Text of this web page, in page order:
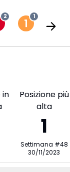
2 1
Posizione più
alta
1
Settimana #48
30/11/2023